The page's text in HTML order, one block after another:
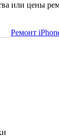
или цены
Ремонт